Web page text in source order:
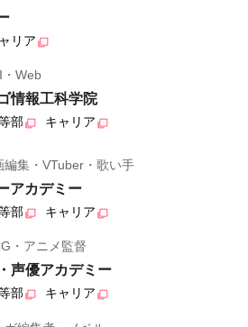
リア
Web
情報工科学院
部 キャリア
集・VTuber・歌い手
アカデミー
部 キャリア
・アニメ監督
声優アカデミー
部 キャリア